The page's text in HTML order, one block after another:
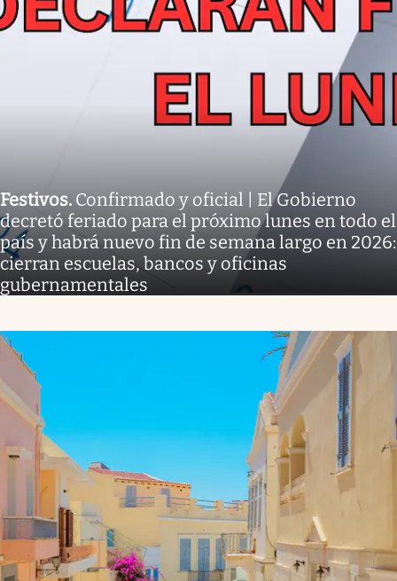
Festivos. Confirmado y oficial | El Gobierno
decretó feriado para el próximo lunes en todo el
país y habrá nuevo fin de semana largo en 2026:
cierran escuelas, bancos y oficinas
gubernamentales